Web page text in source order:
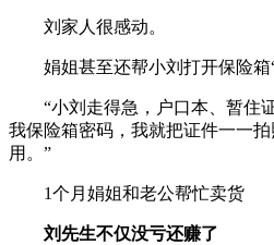
刘家人很感动。
娟姐甚至还帮小刘打开保险箱“
“小刘走得急，户口本、暂住
我保险箱密码，我就把证件一一
用。”
1个月娟姐和老公帮忙卖货
刘先生不仅没亏还赚了